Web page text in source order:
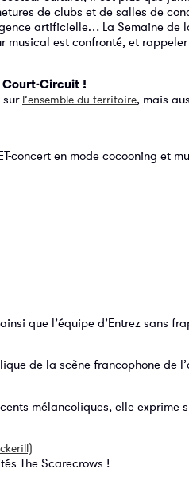
de clubs et de salles de
artificielle… La Semaine de
musical est confronté, et
Circuit !
sur l’ensemble du territoire, mais
concert en mode cocooning et
que l’équipe d’Entrez sans
de la scène francophone de
mélancoliques, elle exprime
The Scarecrows !